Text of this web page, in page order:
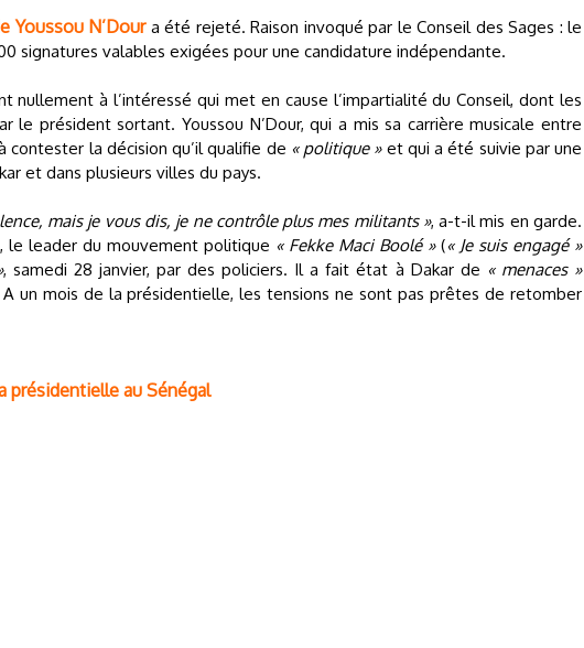
Youssou N’Doura été rejeté. Raison invoqué par le Conseil des Sages : le
signatures valables exigées pour une candidature indépendante.
nullement à l’intéressé qui met en cause l’impartialité du Conseil, dont les
le président sortant. Youssou N’Dour, qui a mis sa carrière musicale entre
contester la décision qu’il qualifie de « politique »et qui a été suivie par une
et dans plusieurs villes du pays.
mais je vous dis, je ne contrôle plus mes militants », a-t-il mis en garde.
le leader du mouvement politique « Fekke Maci Boolé »(« Je suis engagé »
, samedi 28 janvier, par des policiers. Il a fait état à Dakar de « menaces »
un mois de la présidentielle, les tensions ne sont pas prêtes de retomber
présidentielle au Sénégal